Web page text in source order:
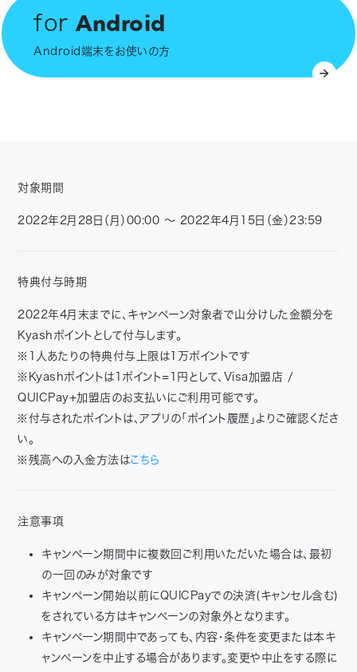
for Android
Android端末をお使いの方
対象期間
2022年2月28日（月）00:00 〜 2022年4月15日（金）23:59
特典付与時期
2022年4月末までに、キャンペーン対象者で山分けした金額分を
Kyashポイントとして付与します。
※1人あたりの特典付与上限は1万ポイントです
※Kyashポイントは1ポイント=1円として、Visa加盟店 /
QUICPay+加盟店のお支払いにご利用可能です。
※付与されたポイントは、アプリの「ポイント履歴」よりご確認くださ
い。
※残高への入金方法はこちら
注意事項
キャンペーン期間中に複数回ご利用いただいた場合は、最初
の一回のみが対象です
キャンペーン開始以前にQUICPayでの決済(キャンセル含む)
をされている方はキャンペーンの対象外となります。
キャンペーン期間中であっても、内容・条件を変更または本キ
ャンペーンを中止する場合があります。変更や中止をする際に